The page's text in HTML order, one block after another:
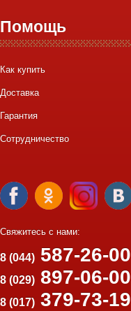
Помощь
Как купить
Доставка
Гарантия
Сотрудничество
Свяжитесь с нами:
8 (044) 587-26-00
8 (029) 897-06-00
8 (017) 379-73-19